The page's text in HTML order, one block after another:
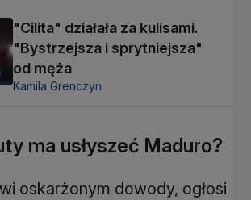
"Cilita" działała za kulisami.
"Bystrzejsza i sprytniejsza"
od męża
Kamila Grenczyn
ma usłyszeć Maduro?
oskarżonym dowody, ogłosi